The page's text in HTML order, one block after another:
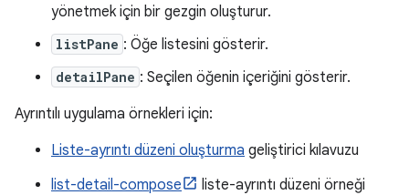
yönetmek için bir gezgin oluşturur.
listPane : Öğe listesini gösterir.
detailPane : Seçilen öğenin içeriğini gösterir.
Ayrıntılı uygulama örnekleri için:
Liste-ayrıntı düzeni oluşturma geliştirici kılavuzu
list-detail-compose
liste-ayrıntı düzeni örneği